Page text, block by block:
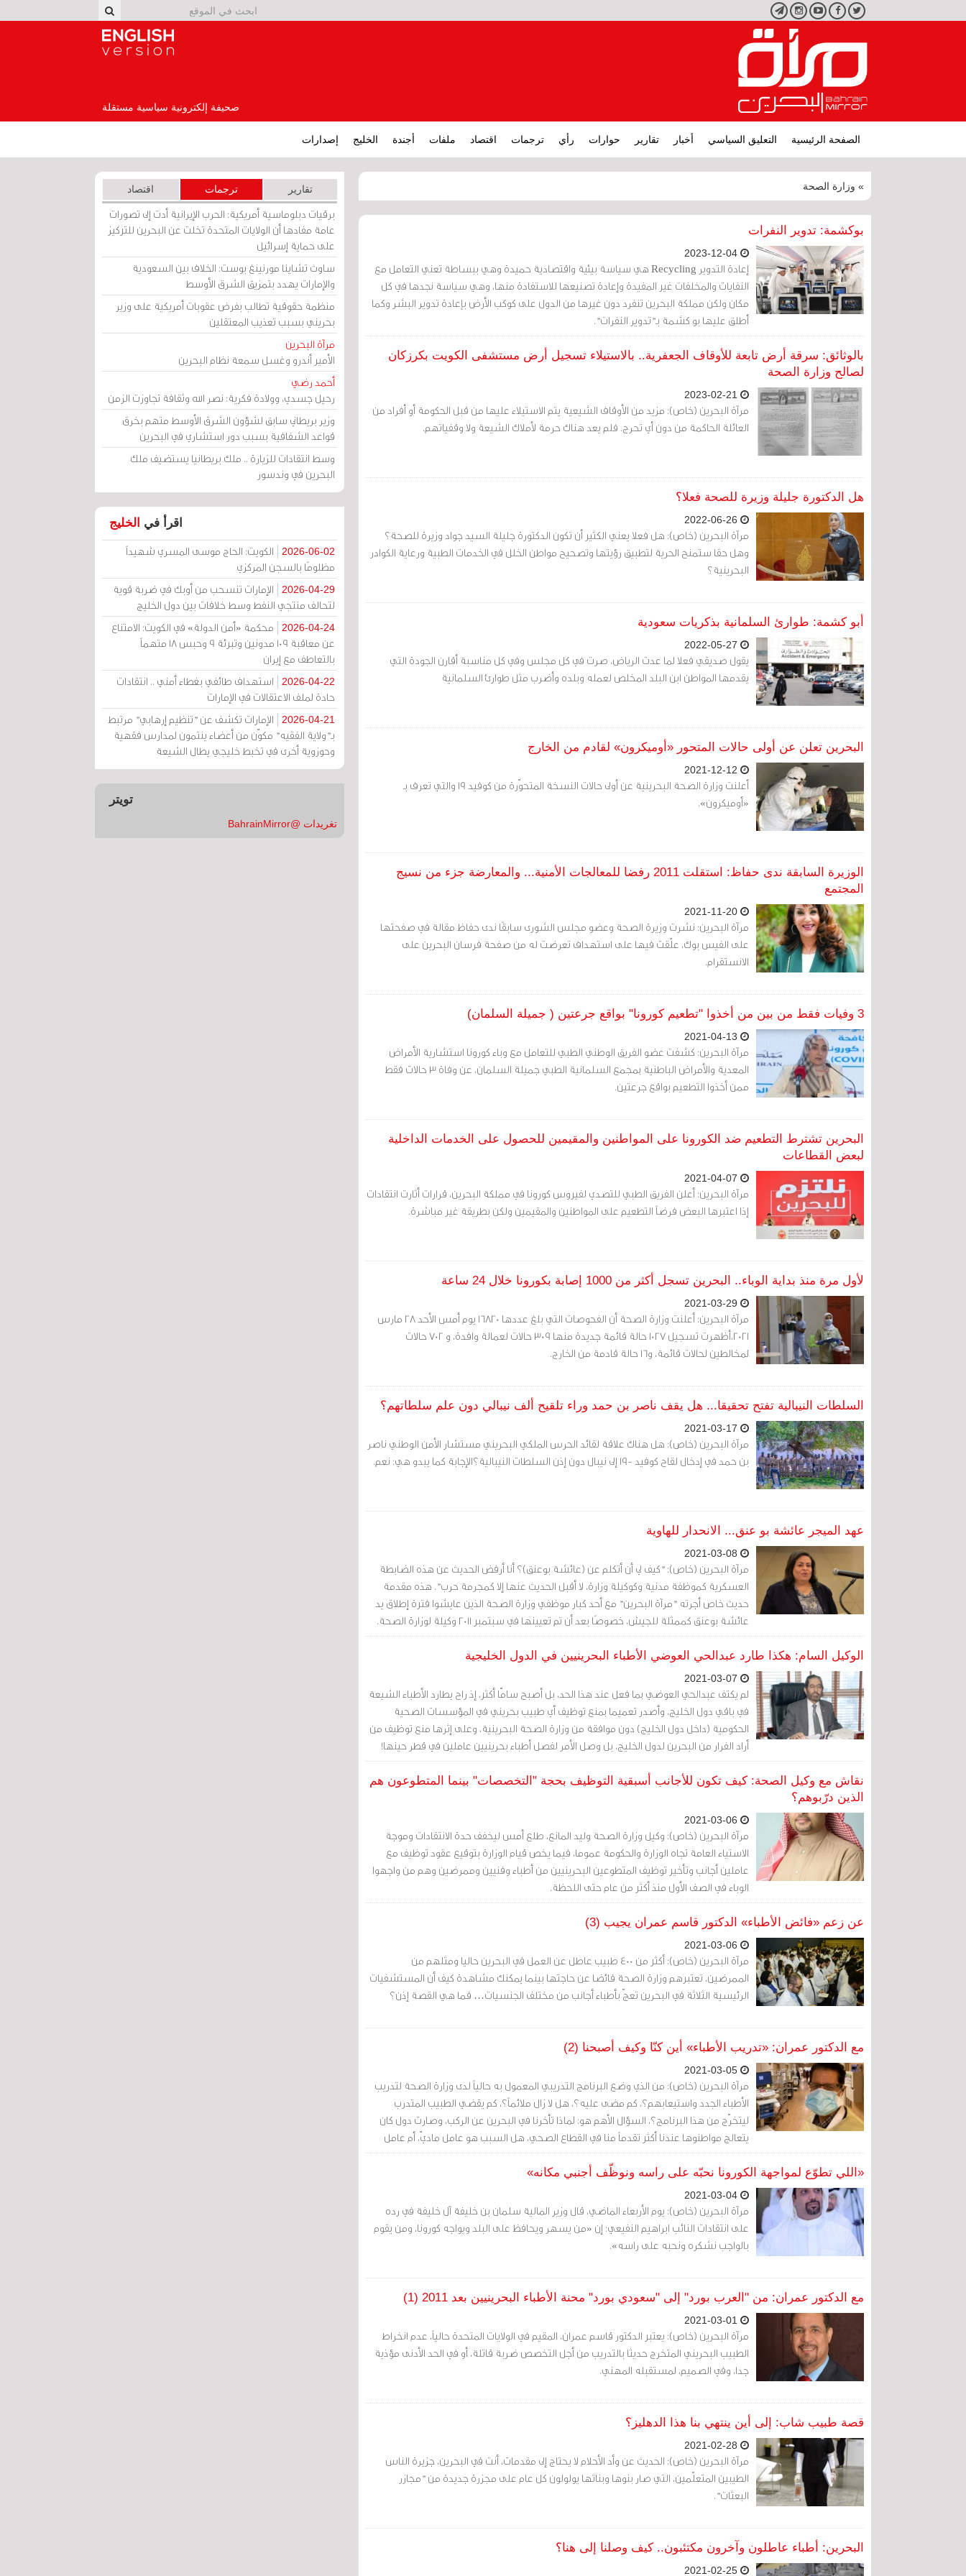
تويتر فيسبوكيوتيوبانستجرامتليجرام
صحيفة إلكترونية سياسية مستقلة
الصفحة الرئيسية التعليق السياسي أخبار تقارير حوارات رأي ترجمات اقتصاد ملفات أجندة الخليج إصدارات
» وزارة الصحة
بوكشمة: تدوير النفرات
إعادة التدوير Recycling هي سياسة بيئية واقتصادية حميدة وهي ببساطة تعني التعامل مع
النفايات والمخلفات غير المفيدة وإعادة تصنيعها للاستفادة منها، وهي سياسة نجدها في كل
مكان ولكن مملكة البحرين تنفرد دون غيرها من الدول على كوكب الأرض بإعادة تدوير البشر وكما
أطلق عليها بو كشمة بـ"تدوير النفرات".
بالوثائق: سرقة أرض تابعة للأوقاف الجعفرية.. بالاستيلاء تسجيل أرض مستشفى الكويت بكرزكان
لصالح وزارة الصحة
مرآة البحرين (خاص): مزيد من الأوقاف الشيعية يتم الاستيلاء عليها من قبل الحكومة أو أفراد من
العائلة الحاكمة من دون أي تحرج. فلم يعد هناك حرمة لأملاك الشيعة ولا وقفياتهم.
هل الدكتورة جليلة وزيرة للصحة فعلا؟
مرآة البحرين (خاص): هل فعلا يعني الكثير أن تكون الدكتورة جليلة السيد جواد وزيرة للصحة؟
وهل حقا ستمنح الحرية لتطبيق رؤيتها وتصحيح مواطن الخلل في الخدمات الطبية ورعاية الكوادر
البحرينية؟
أبو كشمة: طوارئ السلمانية بذكريات سعودية
يقول صديقي فعلا لما عدت الرياض، صرت في كل مجلس وفي كل مناسبة أقارن الجودة التي
يقدمها المواطن ابن البلد المخلص لعمله وبلده وأضرب مثل طوارئ السلمانية
البحرين تعلن عن أولى حالات المتحور «أوميكرون» لقادم من الخارج
أعلنت وزارة الصحة البحرينية عن أولى حالات النسخة المتحوّرة من كوفيد 19 والتي تعرف بـ
«أوميكرون».
الوزيرة السابقة ندى حفاظ: استقلت 2011 رفضا للمعالجات الأمنية... والمعارضة جزء من نسيج
المجتمع
مرآة البحرين: نشرت وزيرة الصحة وعضو مجلس الشورى سابقًا ندى حفاظ مقالة في صفحتها
على الفيس بوك، علّقت فيها على استهداف تعرضت له من صفحة فرسان البحرين على
الانستقرام.
3 وفيات فقط من بين من أخذوا "تطعيم كورونا" بواقع جرعتين ( جميلة السلمان)
مرآة البحرين: كشفت عضو الفريق الوطني الطبي للتعامل مع وباء كورونا استشارية الأمراض
المعدية والأمراض الباطنية بمجمع السلمانية الطبي جميلة السلمان، عن وفاة 3 حالات فقط
ممن أخذوا التطعيم بواقع جرعتين.
البحرين تشترط التطعيم ضد الكورونا على المواطنين والمقيمين للحصول على الخدمات الداخلية
لبعض القطاعات
مرآة البحرين: أعلن الفريق الطبي للتصدي لفيروس كورونا في مملكة البحرين، قرارات أثارت انتقادات
إذا اعتبرها البعض فرضاً التطعيم على المواطنين والمقيمين ولكن بطريقة غير مباشرة.
لأول مرة منذ بداية الوباء.. البحرين تسجل أكثر من 1000 إصابة بكورونا خلال 24 ساعة
مرآة البحرين: أعلنت وزارة الصحة أن الفحوصات التي بلغ عددها 16820 يوم أمس الأحد 28 مارس
2021،أظهرت تسجيل 1027 حالة قائمة جديدة منها 309 حالات لعمالة وافدة، و 702 حالات
لمخالطين لحالات قائمة، و16 حالة قادمة من الخارج.
السلطات النيبالية تفتح تحقيقا... هل يقف ناصر بن حمد وراء تلقيح ألف نيبالي دون علم سلطاتهم؟
مرآة البحرين (خاص): هل هناك علاقة لقائد الحرس الملكي البحريني مستشار الأمن الوطني ناصر
بن حمد في إدخال لقاح كوفيد -19 إلى نيبال دون إذن السلطات النيبالية؟الإجابة كما يبدو هي: نعم.
عهد الميجر عائشة بو عنق... الانحدار للهاوية
مرآة البحرين (خاص): "كيف لي أن أتكلم عن (عائشة بوعنق)؟ أنا أرفض الحديث عن هذه الضابطة
العسكرية كموظفة مدنية وكوكيلة وزارة، لا أقبل الحديث عنها إلا كمجرمة حرب". هذه مقدمة
حديث خاص أجرته "مرآة البحرين" مع أحد كبار موظفي وزارة الصحة الذين عايشوا فترة إطلاق يد
عائشة بوعنق كممثلة للجيش، خصوصًا بعد أن تم تعيينها في سبتمبر 2011 وكيلة لوزارة الصحة.
الوكيل السام: هكذا طارد عبدالحي العوضي الأطباء البحرينيين في الدول الخليجية
لم يكتف عبدالحي العوضي بما فعل عند هذا الحد، بل أصبح سامّا أكثر، إذ راح يطارد الأطباء الشيعة
في باقي دول الخليج، وأصدر تعميما بمنع توظيف أي طبيب بحريني في المؤسسات الصحية
الحكومية (داخل دول الخليج) دون موافقة من وزارة الصحة البحرينية، وعلى إثرها منع توظيف من
أراد الفرار من البحرين لدول الخليج، بل وصل الأمر لفصل أطباء بحرينيين عاملين في قطر حينها!
نقاش مع وكيل الصحة: كيف تكون للأجانب أسبقية التوظيف بحجة "التخصصات" بينما المتطوعون هم
الذين درّبوهم؟
مرآة البحرين (خاص): وكيل وزارة الصحة وليد المانع، طلع أمس ليخفف حدة الانتقادات وموجة
الاستياء العامة تجاه الوزارة والحكومة عموما، فيما يخص قيام الوزارة بتوقيع عقود توظيف مع
عاملين أجانب وتأخير توظيف المتطوعين البحرينيين من أطباء وفنيين وممرضين وهم من واجهوا
الوباء في الصف الأول منذ أكثر من عام حتى اللحظة.
عن زعم «فائض الأطباء» الدكتور قاسم عمران يجيب (3)
مرآة البحرين (خاص): أكثر من 400 طبيب عاطل عن العمل في البحرين حاليا ومثلهم من
الممرضين، تعتبرهم وزارة الصحة فائضا عن حاجتها بينما يمكنك مشاهدة كيف أن المستشفيات
الرئيسية الثلاثة في البحرين تعجّ بأطباء أجانب من مختلف الجنسيات… فما هي القصة إذن؟
مع الدكتور عمران: «تدريب الأطباء» أين كنّا وكيف أصبحنا (2)
مرآة البحرين (خاص): من الذي وضع البرنامج التدريبي المعمول به حالياً لدى وزارة الصحة لتدريب
الأطباء الجدد واستيعابهم؟، كم مضى عليه؟، هل لا زال ملائماً؟، كم يقضي الطبيب المتدرب
ليتخرّج من هذا البرنامج؟، السؤال الأهم هو: لماذا تأخرنا في البحرين عن الركب، وصارت دول كان
يتعالج مواطنوها عندنا أكثر تقدماً منا في القطاع الصحي، هل السبب هو عامل ماديّ، أم عامل
بشريّ؟
«اللي تطوّع لمواجهة الكورونا نحبّه على راسه ونوظّف أجنبي مكانه»
مرآة البحرين (خاص): يوم الأربعاء الماضي، قال وزير المالية سلمان بن خليفة آل خليفة في رده
على انتقادات النائب ابراهيم النفيعي: إن «من يسهر ويحافظ على البلد ويواجه كورونا، ومن يقوم
بالواجب نشكره ونحبه على راسه».
مع الدكتور عمران: من "العرب بورد" إلى "سعودي بورد" محنة الأطباء البحرينيين بعد 2011 (1)
مرآة البحرين (خاص): يعتبر الدكتور قاسم عمران، المقيم في الولايات المتحدة حالياً، عدم انخراط
الطبيب البحريني المتخرج حديثا بالتدريب من أجل التخصص ضربة قاتلة، أو في الحد الأدنى مؤذية
جدا، وفي الصميم، لمستقبله المهني.
قصة طبيب شاب: إلى أين ينتهي بنا هذا الدهليز؟
مرآة البحرين (خاص): الحديث عن وأد الأحلام لا يحتاج إلى مقدمات، أنت في البحرين، جزيرة الناس
الطيبين المتعلّمين، التي صار بنوها وبناتها يولولون كل عام على مجزرة جديدة من "مجازر
البعثات".
البحرين: أطباء عاطلون وآخرون مكتئبون.. كيف وصلنا إلى هنا؟
تقارير ترجمات اقتصاد
برقيات دبلوماسية أمريكية: الحرب الإيرانية أدت إلى تصورات
عامة مفادها أن الولايات المتحدة تخلت عن البحرين للتركيز
على حماية إسرائيل
ساوث تشاينا مورنينغ بوست: الخلاف بين السعودية
والإمارات يهدد بتمزيق الشرق الأوسط
منظمة حقوقية تطالب بفرض عقوبات أمريكية على وزير
بحريني بسبب تعذيب المعتقلين
مرآة البحرين
الأمير أندرو وغسل سمعة نظام البحرين
أحمد رضي
رحيل جسدي، وولادة فكرية: نصر الله وثقافة تجاوزت الزمن
وزير بريطاني سابق لشؤون الشرق الأوسط متهم بخرق
قواعد الشفافية بسبب دور استشاري في البحرين
وسط انتقادات للزيارة .. ملك بريطانيا يستضيف ملك
البحرين في وندسور
اقرأ في الخليج
2026-06-02
الكويت: الحاج موسى المسري شهيداً
مظلومًا بالسجن المركزي
2026-04-29
الإمارات تنسحب من أوبك في ضربة قوية
لتحالف منتجي النفط وسط خلافات بين دول الخليج
2026-04-24
محكمة «أمن الدولة» في الكويت: الامتناع
عن معاقبة 109 مدونين وتبرئة 9 وحبس 18 متهماً
بالتعاطف مع إيران
2026-04-22
استهداف طائفي بغطاء أمني .. انتقادات
حادة لملف الاعتقالات في الإمارات
2026-04-21
الإمارات تكشف عن "تنظيم إرهابي" مرتبط
بـ"ولاية الفقيه" مكوّن من أعضاء ينتمون لمدارس فقهية
وحوزوية أخرى في تخبط خليجي يطال الشيعة
تويتر
تغريدات @BahrainMirror